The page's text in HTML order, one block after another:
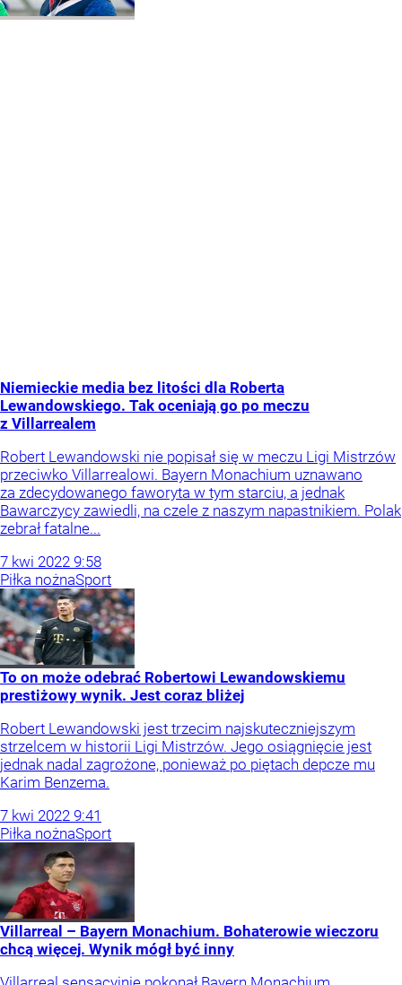
Niemieckie media bez litości dla Roberta
Lewandowskiego. Tak oceniają go po meczu
z Villarrealem
Robert Lewandowski nie popisał się w meczu Ligi Mistrzów
przeciwko Villarrealowi. Bayern Monachium uznawano
za zdecydowanego faworyta w tym starciu, a jednak
Bawarczycy zawiedli, na czele z naszym napastnikiem. Polak
zebrał fatalne...
7 kwi 2022 9:58
Piłka nożnaSport
To on może odebrać Robertowi Lewandowskiemu
prestiżowy wynik. Jest coraz bliżej
Robert Lewandowski jest trzecim najskuteczniejszym
strzelcem w historii Ligi Mistrzów. Jego osiągnięcie jest
jednak nadal zagrożone, ponieważ po piętach depcze mu
Karim Benzema.
7 kwi 2022 9:41
Piłka nożnaSport
Villarreal – Bayern Monachium. Bohaterowie wieczoru
chcą więcej. Wynik mógł być inny